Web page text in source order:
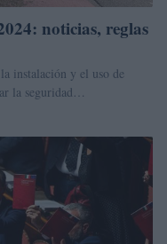
noticias, reglas
instalación y el uso de
la seguridad…